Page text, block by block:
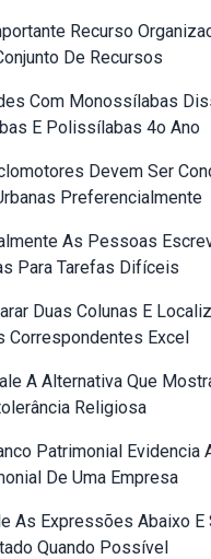
Recurso
De Recursos
Com Monossílabas
E Polissílabas 4o Ano
Devem Ser
Preferencialmente
As Pessoas
Para Tarefas Difíceis
Duas Colunas E
Correspondentes Excel
A Alternativa Que
Religiosa
Patrimonial Evidencia
De Uma Empresa
As Expressões Abaixo E
Quando Possível